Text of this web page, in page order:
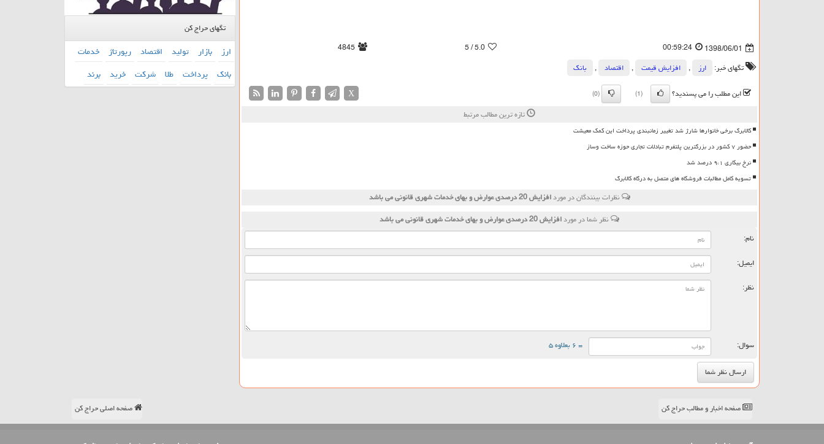
1398/06/01
00:59:24
5.0
/ 5
4845
تگهای خبر:
ارز , افزایش قیمت , اقتصاد ,
بانك
این مطلب را می پسندید؟
(1)
(0)
X
تازه ترین مطالب مرتبط
کالابرگ برخی خانوارها شارژ شد تغییر زمانبندی پرداخت این کمک معیشت
حضور ۷ کشور در بزرگترین پلتفرم تبادلات تجاری حوزه ساخت وساز
نرخ بیکاری ۹،۱ درصد شد
تسویه کامل مطالبات فروشگاه های متصل به درگاه کالابرگ
نظرات بینندگان در موردافزایش 20 درصدی عوارض و بهای خدمات شهری قانونی می باشد
نظر شما در موردافزایش 20 درصدی عوارض و بهای خدمات شهری قانونی می باشد
نام:
ایمیل:
نظر:
سوال: = ۶ بعلاوه ۵
تگهای حراج کن
ارز بازار تولید اقتصاد رپورتاژ خدمات
بانك پرداخت طلا شركت خرید برند
صفحه اخبار و مطالب حراج کن صفحه اصلی حراج کن